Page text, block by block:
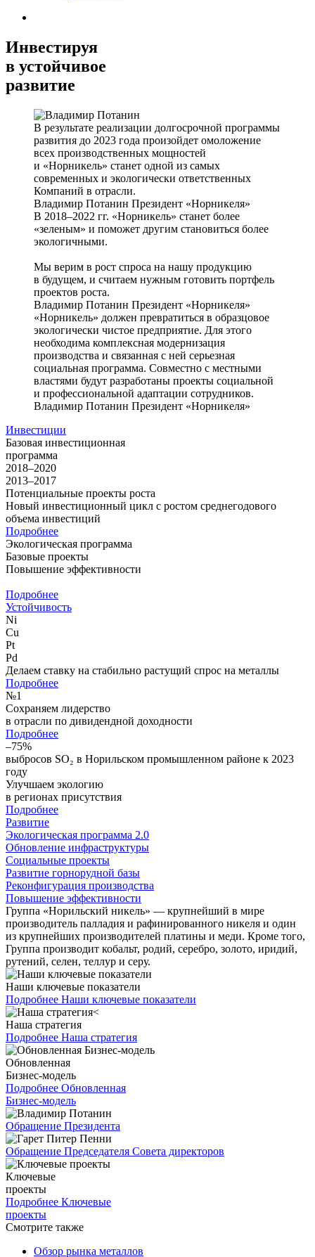
Инвестируя
в устойчивое
развитие
В результате реализации долгосрочной программы
развития до 2023 года произойдет омоложение
всех производственных мощностей
и «Норникель» станет одной из самых
современных и экологически ответственных
Компаний в отрасли.
Владимир Потанин Президент «Норникеля»
В 2018–2022 гг. «Норникель» станет более
«зеленым» и поможет другим становиться более
экологичными.
Мы верим в рост спроса на нашу продукцию
в будущем, и считаем нужным готовить портфель
проектов роста.
Владимир Потанин Президент «Норникеля»
«Норникель» должен превратиться в образцовое
экологически чистое предприятие. Для этого
необходима комплексная модернизация
производства и связанная с ней серьезная
социальная программа. Совместно с местными
властями будут разработаны проекты социальной
и профессиональной адаптации сотрудников.
Владимир Потанин Президент «Норникеля»
Инвестиции
Базовая инвестиционная
программа
2018–2020
2013–2017
Потенциальные проекты роста
Новый инвестиционный цикл с ростом среднегодового
объема инвестиций
Подробнее
Экологическая программа
Базовые проекты
Повышение эффективности
Подробнее
Устойчивость
Ni
Cu
Pt
Pd
Делаем ставку на стабильно растущий спрос на металлы
Подробнее
№1
Сохраняем лидерство
в отрасли по дивидендной доходности
Подробнее
–75%
выбросов SO₂ в Норильском промышленном районе к 2023
году
Улучшаем экологию
в регионах присутствия
Подробнее
Развитие
Экологическая программа 2.0
Обновление инфраструктуры
Социальные проекты
Развитие горнорудной базы
Реконфигурация производства
Повышение эффективности
Группа «Норильский никель» — крупнейший в мире
производитель палладия и рафинированного никеля и один
из крупнейших производителей платины и меди. Кроме того,
Группа производит кобальт, родий, серебро, золото, иридий,
рутений, селен, теллур и серу.
Наши ключевые показатели
Подробнее Наши ключевые показатели
Наша стратегия
Подробнее Наша стратегия
Обновленная
Бизнес-модель
Подробнее Обновленная
Бизнес-модель
Обращение Президента
Обращение Председателя Совета директоров
Ключевые
проекты
Подробнее Ключевые
проекты
Смотрите также
Обзор рынка металлов